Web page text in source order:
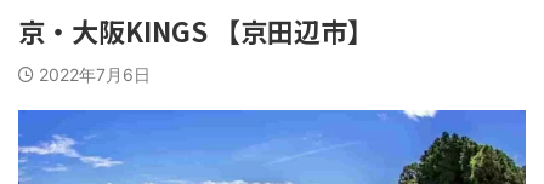
京・大阪KINGS 【京田辺市】
2022年7月6日